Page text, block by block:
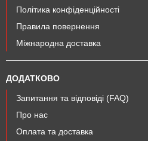
Політика конфіденційності
Правила повернення
Міжнародна доставка
ДОДАТКОВО
Запитання та відповіді (FAQ)
Про нас
Оплата та доставка